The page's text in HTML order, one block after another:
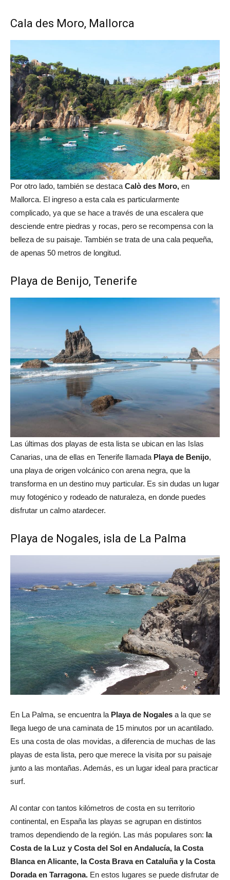
Cala des Moro, Mallorca
Por otro lado, también se destaca Calò des Moro, en
Mallorca. El ingreso a esta cala es particularmente
complicado, ya que se hace a través de una escalera que
desciende entre piedras y rocas, pero se recompensa con la
belleza de su paisaje. También se trata de una cala pequeña,
de apenas 50 metros de longitud.
Playa de Benijo, Tenerife
Las últimas dos playas de esta lista se ubican en las Islas
Canarias, una de ellas en Tenerife llamada Playa de Benijo,
una playa de origen volcánico con arena negra, que la
transforma en un destino muy particular. Es sin dudas un lugar
muy fotogénico y rodeado de naturaleza, en donde puedes
disfrutar un calmo atardecer.
Playa de Nogales, isla de La Palma
En La Palma, se encuentra la Playa de Nogales a la que se
llega luego de una caminata de 15 minutos por un acantilado.
Es una costa de olas movidas, a diferencia de muchas de las
playas de esta lista, pero que merece la visita por su paisaje
junto a las montañas. Además, es un lugar ideal para practicar
surf.
Al contar con tantos kilómetros de costa en su territorio
continental, en España las playas se agrupan en distintos
tramos dependiendo de la región. Las más populares son: la
Costa de la Luz y Costa del Sol en Andalucía, la Costa
Blanca en Alicante, la Costa Brava en Cataluña y la Costa
Dorada en Tarragona. En estos lugares se puede disfrutar de